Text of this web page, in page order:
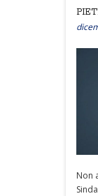
Non